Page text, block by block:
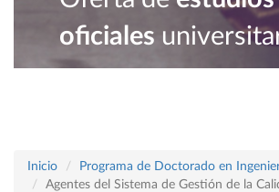
oficiales
Inicio
Programa de Doctorado en
Agentes del Sistema de Gestión de la